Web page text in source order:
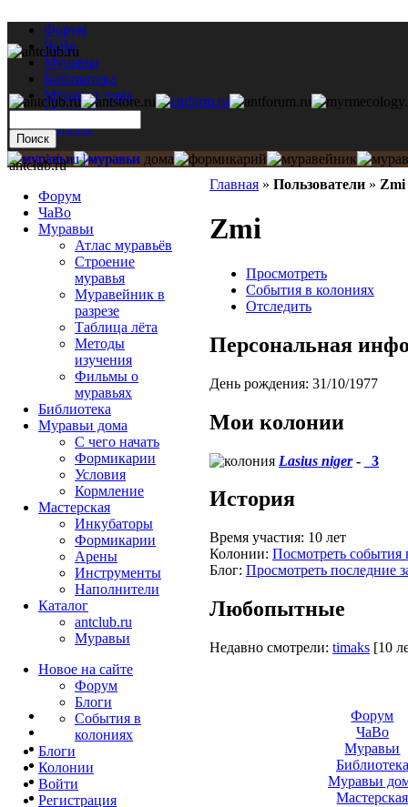
Форум
ЧаВо
Муравьи
Библиотека
Муравьи дома
Мастерская
Каталог
Главная » Пользователи » Zmi
Zmi
Просмотреть
События в колониях
Отследить
Персональная
День рождения: 31/10/1977
Мои колонии
Lasius niger- _3
История
Время участия: 10 лет
Колонии: Посмотреть события
Блог: Просмотреть последние
Любопытные
Недавно смотрели: timaks [10
antclub.ru
Форум
ЧаВо
Муравьи
Атлас муравьёв
Строение
муравья
Муравейник в
разрезе
Таблица лёта
Методы
изучения
Фильмы о
муравьях
Библиотека
Муравьи дома
С чего начать
Формикарии
Условия
Кормление
Мастерская
Инкубаторы
Формикарии
Арены
Инструменты
Наполнители
Каталог
antclub.ru
Муравьи
Новое на сайте
Форум
Блоги
События в
колониях
Блоги
Колонии
Войти
Peгиcтpaция
Форум
ЧаВо
Муравьи
Библиотека
Муравьи
Мастерская